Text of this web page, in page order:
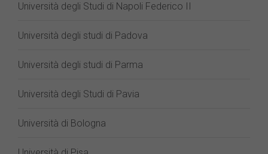
Università degli Studi di Napoli Federico II
Università degli studi di Padova
Università degli studi di Parma
Università degli Studi di Pavia
Università di Bologna